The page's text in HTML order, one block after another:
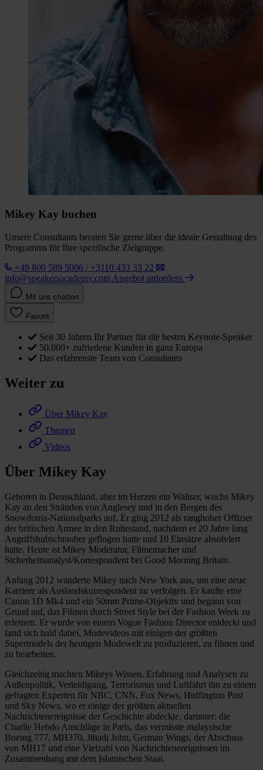
Mikey Kay buchen
Unsere Consultants beraten Sie gerne über die ideale Gestaltung des
Programms für Ihre spezifische Zielgruppe.
+49 800 589 5006 / +3110 433 33 22
info@speakersacademy.com Angebot anfordern
Mit uns chatten
Favorit
Seit 30 Jahren Ihr Partner für die besten Keynote-Speaker
50.000+ zufriedene Kunden in ganz Europa
Das erfahrenste Team von Consultants
Weiter zu
Über Mikey Kay
Themen
Videos
Über Mikey Kay
Geboren in Deutschland, aber im Herzen ein Waliser, wuchs Mikey
Kay an den Stränden von Anglesey und in den Bergen des
Snowdonia-Nationalparks auf. Er ging 2012 als ranghoher Offizier
der britischen Armee in den Ruhestand, nachdem er 20 Jahre lang
Angriffshubschrauber geflogen hatte und 10 Einsätze absolviert
hatte. Heute ist Mikey Moderator, Filmemacher und
Sicherheitsanalyst/Korrespondent bei Good Morning Britain.
Anfang 2012 wanderte Mikey nach New York aus, um eine neue
Karriere als Auslandskorrespondent zu verfolgen. Er kaufte eine
Canon 1D Mk4 und ein 50mm Prime-Objektiv und begann von
Grund auf, das Filmen durch Street Style bei der Fashion Week zu
erlernen. Er wurde von einem Vogue Fashion Director entdeckt und
fand sich bald dabei, Modevideos mit einigen der größten
Supermodels der heutigen Modewelt zu produzieren, zu filmen und
zu bearbeiten.
Gleichzeitig machten Mikeys Wissen, Erfahrung und Analysen zu
Außenpolitik, Verteidigung, Terrorismus und Luftfahrt ihn zu einem
gefragten Experten für NBC, CNN, Fox News, Huffington Post
und Sky News, wo er einige der größten aktuellen
Nachrichtenereignisse der Geschichte abdeckte, darunter: die
Charlie Hebdo Anschläge in Paris, das vermisste malaysische
Boeing 777, MH370, Jihadi John, German Wings, der Abschuss
von MH17 und eine Vielzahl von Nachrichtenereignissen im
Zusammenhang mit dem Islamischen Staat.